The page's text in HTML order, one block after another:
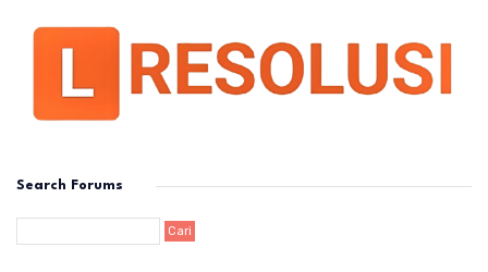
Search Forums